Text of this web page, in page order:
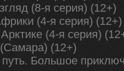
(8-я серия) (12+)
(4-я серия) (12+)
(4-я серия)
(12+)
Большое